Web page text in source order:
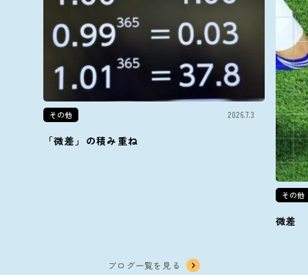
その他 2026.7.3
「微差」の積み重ね
その他
微差
ブログ一覧を見る